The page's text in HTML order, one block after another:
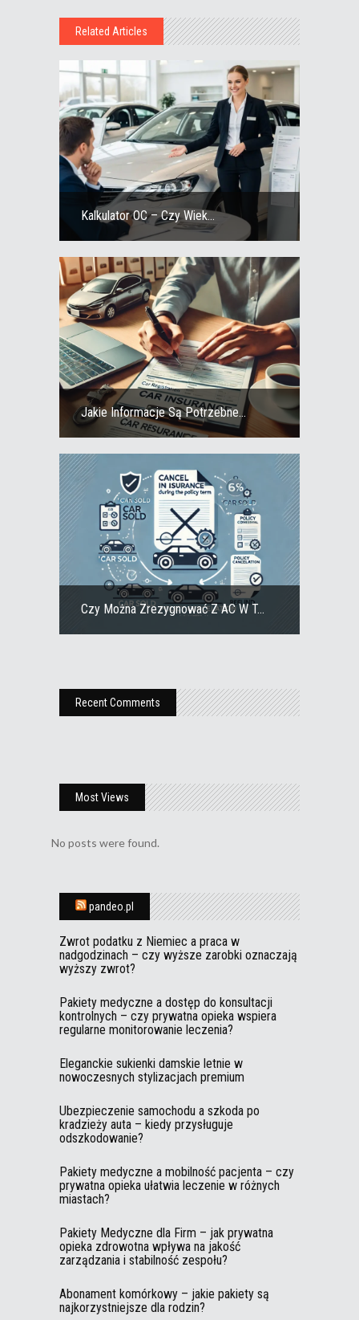
Related Articles
Kalkulator OC – Czy Wiek...
Jakie Informacje Są Potrzebne...
Czy Można Zrezygnować Z AC W T...
Recent Comments
Most Views
No posts were found.
pandeo.pl
Zwrot podatku z Niemiec a praca w
nadgodzinach – czy wyższe zarobki oznaczają
wyższy zwrot?
Pakiety medyczne a dostęp do konsultacji
kontrolnych – czy prywatna opieka wspiera
regularne monitorowanie leczenia?
Eleganckie sukienki damskie letnie w
nowoczesnych stylizacjach premium
Ubezpieczenie samochodu a szkoda po
kradzieży auta – kiedy przysługuje
odszkodowanie?
Pakiety medyczne a mobilność pacjenta – czy
prywatna opieka ułatwia leczenie w różnych
miastach?
Pakiety Medyczne dla Firm – jak prywatna
opieka zdrowotna wpływa na jakość
zarządzania i stabilność zespołu?
Abonament komórkowy – jakie pakiety są
najkorzystniejsze dla rodzin?